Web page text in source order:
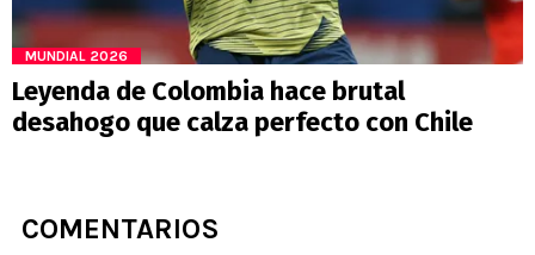
MUNDIAL 2026
Leyenda de Colombia hace brutal
desahogo que calza perfecto con Chile
COMENTARIOS